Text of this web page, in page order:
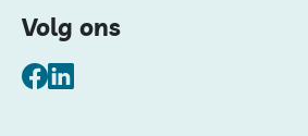
Volg ons
Facebook
LinkedIn